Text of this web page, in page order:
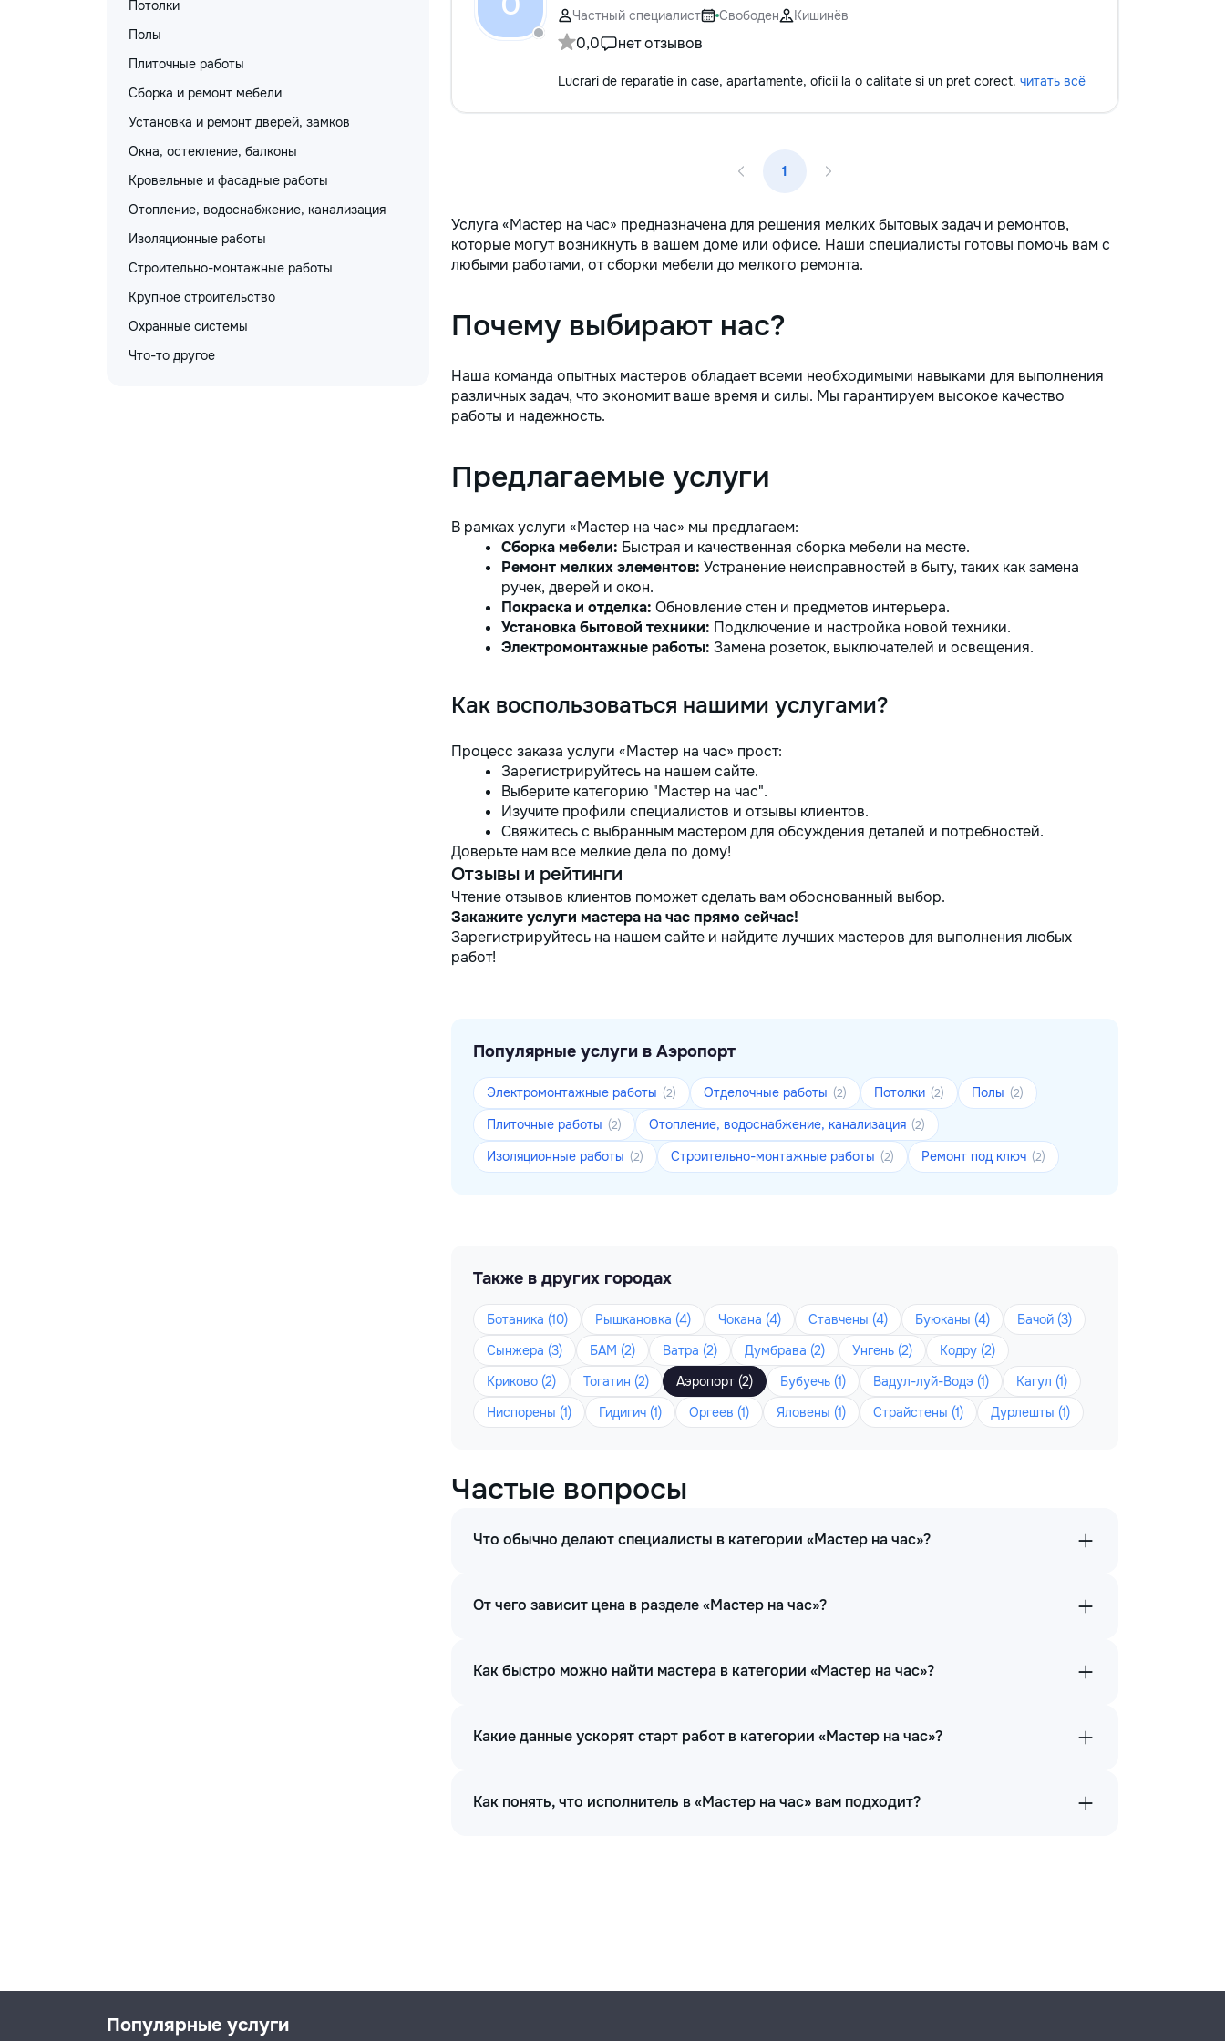
Потолки
Полы
Плиточные работы
Сборка и ремонт мебели
Установка и ремонт дверей, замков
Окна, остекление, балконы
Кровельные и фасадные работы
Отопление, водоснабжение, канализация
Изоляционные работы
Строительно-монтажные работы
Крупное строительство
Охранные системы
Что-то другое
Частный специалист Свободен Кишинёв
0,0 нет отзывов
Lucrari de reparatie in case, apartamente, oficii la o calitate si un pret corect. читать всё
1
Услуга «Мастер на час» предназначена для решения мелких бытовых задач и ремонтов,
которые могут возникнуть в вашем доме или офисе. Наши специалисты готовы помочь вам с
любыми работами, от сборки мебели до мелкого ремонта.
Почему выбирают нас?
Наша команда опытных мастеров обладает всеми необходимыми навыками для выполнения
различных задач, что экономит ваше время и силы. Мы гарантируем высокое качество
работы и надежность.
Предлагаемые услуги
В рамках услуги «Мастер на час» мы предлагаем:
Сборка мебели: Быстрая и качественная сборка мебели на месте.
Ремонт мелких элементов: Устранение неисправностей в быту, таких как замена
ручек, дверей и окон.
Покраска и отделка: Обновление стен и предметов интерьера.
Установка бытовой техники: Подключение и настройка новой техники.
Электромонтажные работы: Замена розеток, выключателей и освещения.
Как воспользоваться нашими услугами?
Процесс заказа услуги «Мастер на час» прост:
Зарегистрируйтесь на нашем сайте.
Выберите категорию "Мастер на час".
Изучите профили специалистов и отзывы клиентов.
Свяжитесь с выбранным мастером для обсуждения деталей и потребностей.
Доверьте нам все мелкие дела по дому!
Отзывы и рейтинги
Чтение отзывов клиентов поможет сделать вам обоснованный выбор.
Закажите услуги мастера на час прямо сейчас!
Зарегистрируйтесь на нашем сайте и найдите лучших мастеров для выполнения любых
работ!
Популярные услуги в Аэропорт
Электромонтажные работы (2) Отделочные работы (2) Потолки (2) Полы (2)
Плиточные работы (2) Отопление, водоснабжение, канализация (2)
Изоляционные работы (2) Строительно-монтажные работы (2) Ремонт под ключ (2)
Также в других городах
Ботаника (10) Рышкановка (4) Чокана (4) Ставчены (4) Буюканы (4)
Бачой (3)
Сынжера (3)
БАМ (2) Ватра (2) Думбрава (2) Унгень (2)
Кодру (2)
Криково (2)
Тогатин (2) Аэропорт (2) Бубуечь (1) Вадул-луй-Водэ (1)
Кагул (1)
Ниспорены (1)
Гидигич (1) Оргеев (1) Яловены (1) Страйстены (1) Дурлешты (1)
Частые вопросы
Что обычно делают специалисты в категории «Мастер на час»?
От чего зависит цена в разделе «Мастер на час»?
Как быстро можно найти мастера в категории «Мастер на час»?
Какие данные ускорят старт работ в категории «Мастер на час»?
Как понять, что исполнитель в «Мастер на час» вам подходит?
Популярные услуги